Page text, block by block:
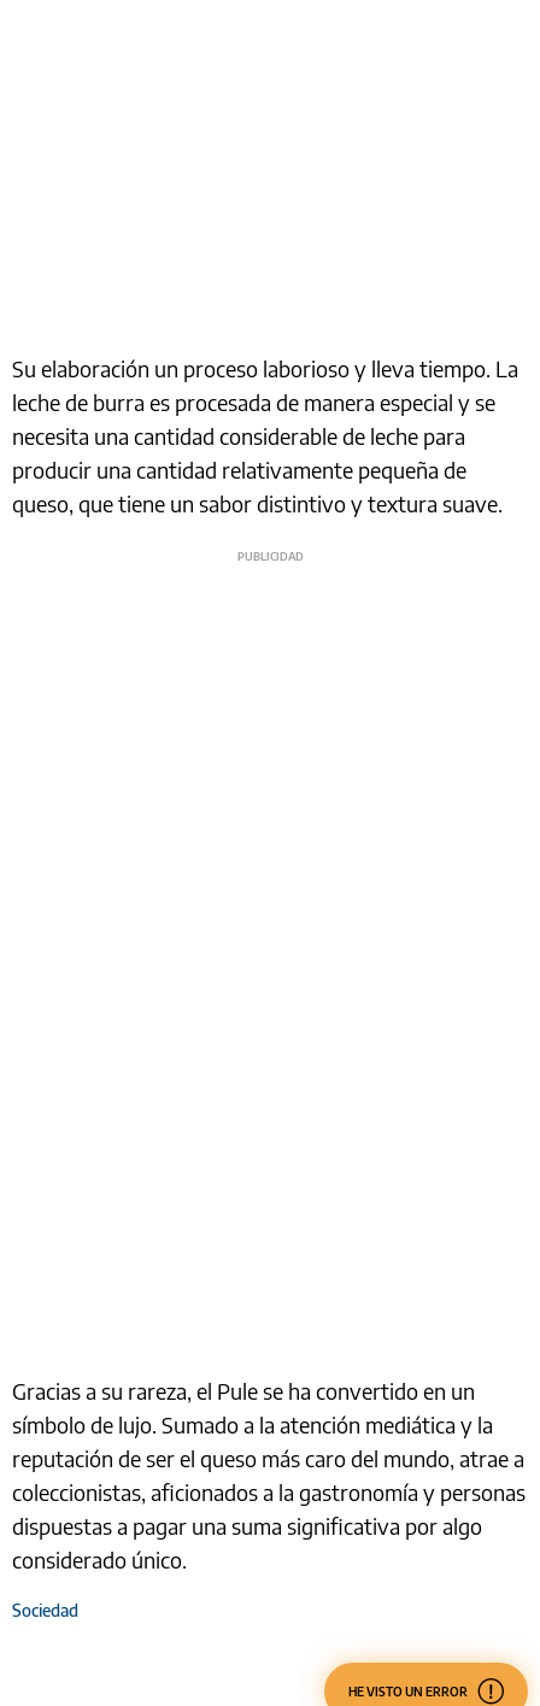
Su elaboración un proceso laborioso y lleva tiempo. La
leche de burra es procesada de manera especial y se
necesita una cantidad considerable de leche para
producir una cantidad relativamente pequeña de
queso, que tiene un sabor distintivo y textura suave.
Gracias a su rareza, el Pule se ha convertido en un
símbolo de lujo. Sumado a la atención mediática y la
reputación de ser el queso más caro del mundo, atrae a
coleccionistas, aficionados a la gastronomía y personas
dispuestas a pagar una suma significativa por algo
considerado único.
Sociedad
HE VISTO UN ERROR